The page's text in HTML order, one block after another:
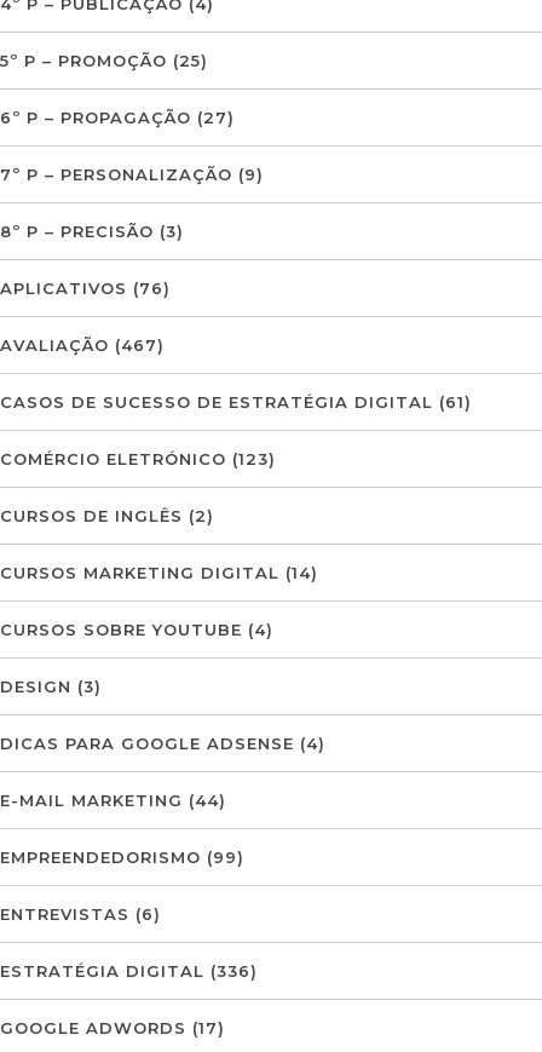
5º P – PROMOÇÃO (25)
6º P – PROPAGAÇÃO (27)
7º P – PERSONALIZAÇÃO (9)
8º P – PRECISÃO (3)
APLICATIVOS (76)
AVALIAÇÃO (467)
CASOS DE SUCESSO DE ESTRATÉGIA DIGITAL (61)
COMÉRCIO ELETRÓNICO (123)
CURSOS DE INGLÊS (2)
CURSOS MARKETING DIGITAL (14)
CURSOS SOBRE YOUTUBE (4)
DESIGN (3)
DICAS PARA GOOGLE ADSENSE (4)
E-MAIL MARKETING (44)
EMPREENDEDORISMO (99)
ENTREVISTAS (6)
ESTRATÉGIA DIGITAL (336)
GOOGLE ADWORDS (17)